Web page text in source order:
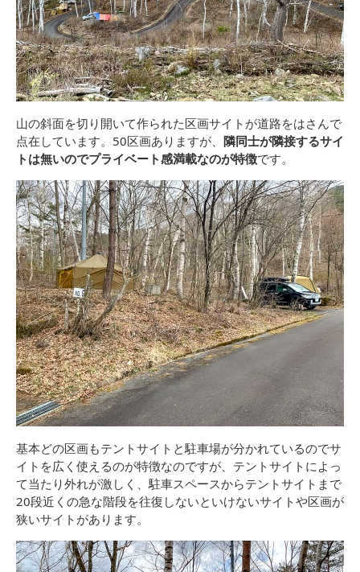
山の斜面を切り開いて作られた区画サイトが道路をはさんで
点在しています。50区画ありますが、 隣同士が隣接するサイ
トは無いのでプライベート感満載なのが特徴です。
基本どの区画もテントサイトと駐車場が分かれているのでサ
イトを広く使えるのが特徴なのですが、テントサイトによっ
て当たり外れが激しく、駐車スペースからテントサイトまで
20段近くの急な階段を往復しないといけないサイトや区画が
狭いサイトがあります。